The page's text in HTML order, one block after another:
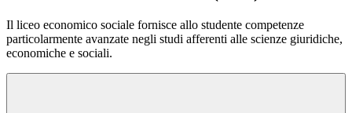
Il liceo economico sociale fornisce allo studente competenze
particolarmente avanzate negli studi afferenti alle scienze giuridiche,
economiche e sociali.